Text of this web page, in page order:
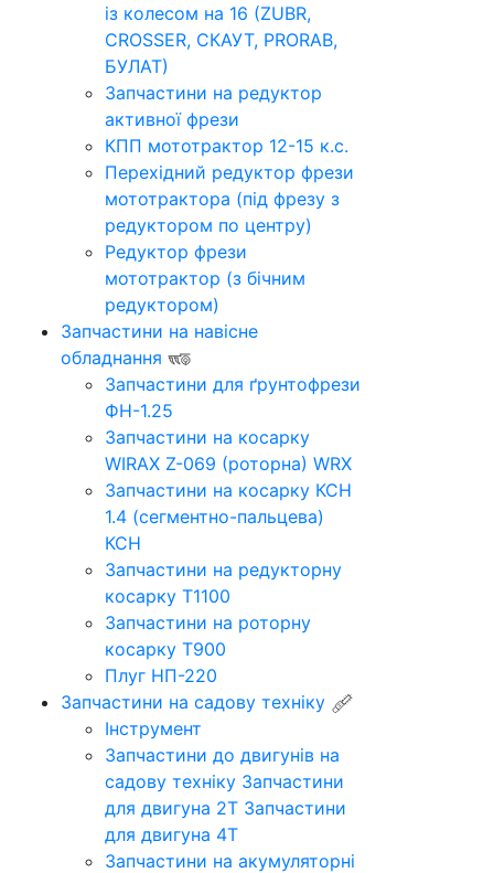
із колесом на 16 (ZUBR,
CROSSER, СКАУТ, PRORAB,
БУЛАТ)
Запчастини на редуктор
активної фрези
КПП мототрактор 12-15 к.с.
Перехідний редуктор фрези
мототрактора (під фрезу з
редуктором по центру)
Редуктор фрези
мототрактор (з бічним
редуктором)
Запчастини на навісне
обладнання
Запчастини для ґрунтофрези
ФН-1.25
Запчастини на косарку
WIRAX Z-069 (роторна) WRX
Запчастини на косарку КСН
1.4 (сегментно-пальцева)
КСН
Запчастини на редукторну
косарку Т1100
Запчастини на роторну
косарку Т900
Плуг НП-220
Запчастини на садову техніку
Інструмент
Запчастини до двигунів на
садову техніку Запчастини
для двигуна 2Т Запчастини
для двигуна 4Т
Запчастини на акумуляторні